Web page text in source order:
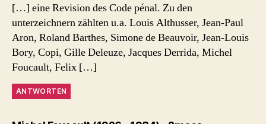
[…] eine Revision des Code pénal. Zu den
unterzeichnern zählten u.a. Louis Althusser, Jean-Paul
Aron, Roland Barthes, Simone de Beauvoir, Jean-Louis
Bory, Copi, Gille Deleuze, Jacques Derrida, Michel
Foucault, Felix […]
ANTWORTEN